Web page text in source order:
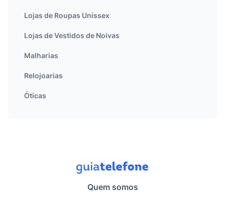
Lojas de Roupas Unissex
Lojas de Vestidos de Noivas
Malharias
Relojoarias
Óticas
Quem somos